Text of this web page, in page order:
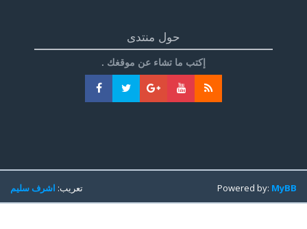
حول منتدى
إكتب ما تشاء عن موقغك .
تعريب:اشرف سليم Powered by:MyBB